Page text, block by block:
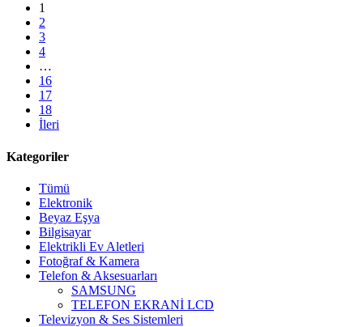
1
2
3
4
…
16
17
18
İleri
Kategoriler
Tümü
Elektronik
Beyaz Eşya
Bilgisayar
Elektrikli Ev Aletleri
Fotoğraf & Kamera
Telefon & Aksesuarları
SAMSUNG
TELEFON EKRANİ LCD
Televizyon & Ses Sistemleri